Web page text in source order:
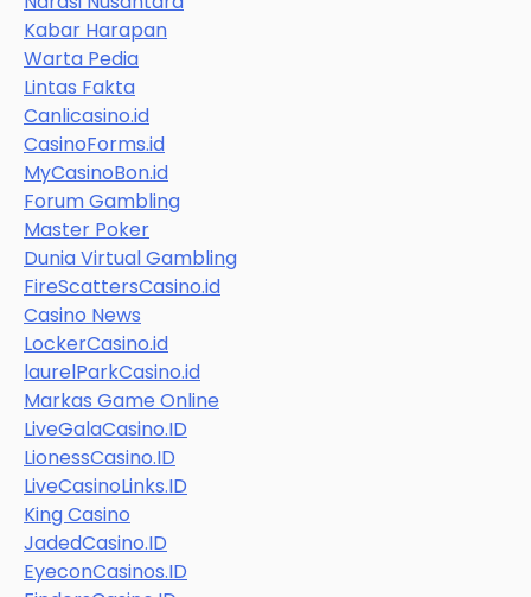
Kabar Harapan
Warta Pedia
Lintas Fakta
Canlicasino.id
CasinoForms.id
MyCasinoBon.id
Forum Gambling
Master Poker
Dunia Virtual Gambling
FireScattersCasino.id
Casino News
LockerCasino.id
laurelParkCasino.id
Markas Game Online
LiveGalaCasino.ID
LionessCasino.ID
LiveCasinoLinks.ID
King Casino
JadedCasino.ID
EyeconCasinos.ID